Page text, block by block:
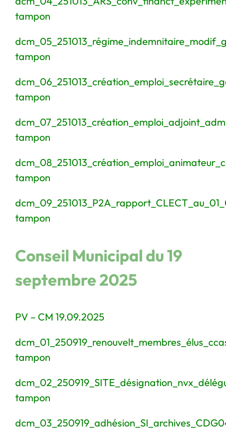
tampon
tampon
tampon
tampon
tampon
tampon
Conseil Municipal du 19
septembre 2025
PV – CM 19.09.2025
tampon
tampon